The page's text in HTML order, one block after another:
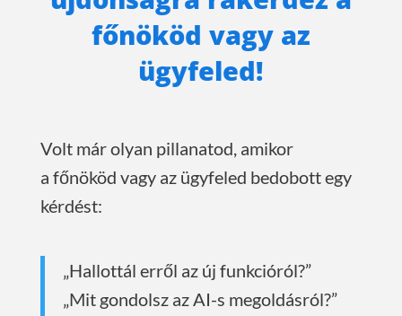
főnököd vagy az
ügyfeled!
Volt már olyan pillanatod, amikor
a főnököd vagy az ügyfeled bedobott egy
kérdést:
„Hallottál erről az új funkcióról?”
„Mit gondolsz az AI-s megoldásról?”